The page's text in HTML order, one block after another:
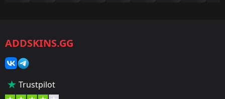
Категория:
Наборы музыки
85 %
ADDSKINS.GG
Trustpilot